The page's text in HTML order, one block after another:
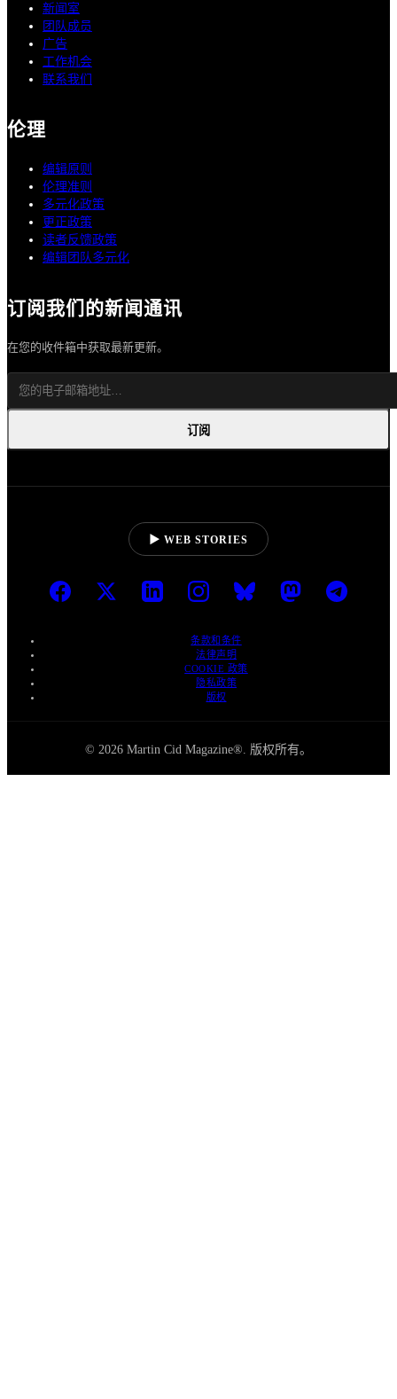
新闻室
团队成员
广告
工作机会
联系我们
伦理
编辑原则
伦理准则
多元化政策
更正政策
读者反馈政策
编辑团队多元化
订阅我们的新闻通讯
在您的收件箱中获取最新更新。
订阅
▶ WEB STORIES
条款和条件
法律声明
COOKIE 政策
隐私政策
版权
© 2026 Martin Cid Magazine®. 版权所有。